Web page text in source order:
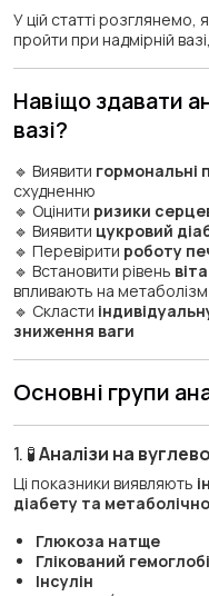
У цій статті розглянемо,
пройти при надмірній
Навіщо здавати
вазі?
🔹 Виявити гормональні
схудненню
🔹 Оцінити ризики
🔹 Виявити цукровий
🔹 Перевірити роботу
🔹 Встановити рівень
впливають на метаболізм
🔹 Скласти
зниження ваги
Основні групи
1. 🧪Аналізи на
Ці показники виявляють
діабету та
Глюкоза натще
Глікований
Інсулін